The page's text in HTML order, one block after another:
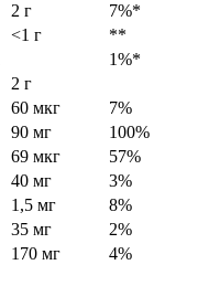
2 г
7%*
<1 г
**
1%*
2 г
60 мкг
7%
90 мг
100%
69 мкг
57%
40 мг
3%
1,5 мг
8%
35 мг
2%
170 мг
4%